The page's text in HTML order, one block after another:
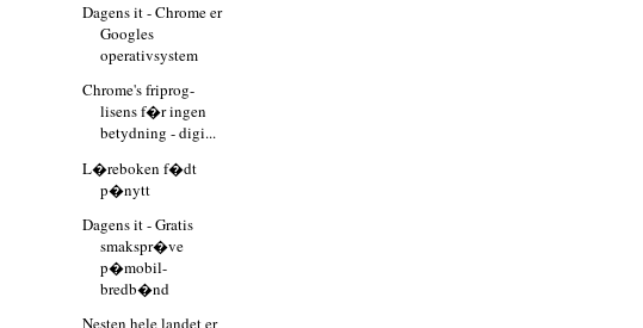
Dagens it - Chrome er
Googles
operativsystem
Chrome's friprog-
lisens f�r ingen
betydning - digi...
L�reboken f�dt
p�nytt
Dagens it - Gratis
smakspr�ve
p�mobil-
bredb�nd
Nesten hele landet er